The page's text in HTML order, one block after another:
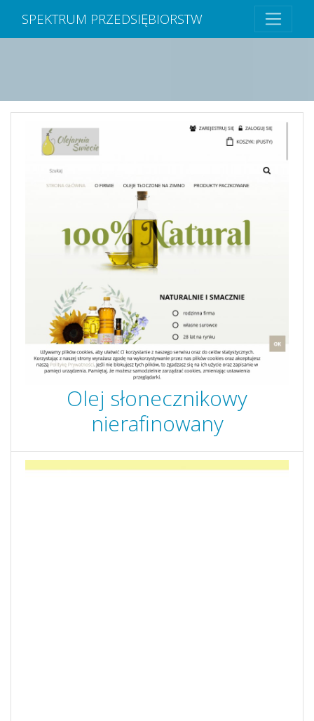
SPEKTRUM PRZEDSIĘBIORSTW
Olej słonecznikowy
nierafinowany